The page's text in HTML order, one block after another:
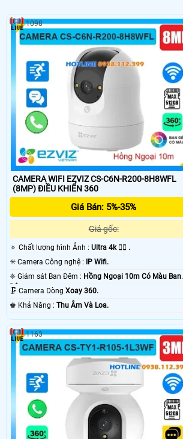
CAMERA WIFI EZVIZ CS-C6N-R200-8H8WFL
(8MP) ĐIỀU KHIỂN 360
Giá Bán: 5%-35%
Giá gốc:
🔅 Chất lượng hình Ảnh : Ultra 4k 👍🏾 .
✳️ Camera Công nghệ :
IP Wifi.
❈ Giám sát Ban Đêm : Hồng Ngoại 10m Có Màu Ban
Ðêm.🗜️ Camera Dòng Xoay 360.
️♚ Khả Năng : Thu Âm Và Loa.
1098
1163